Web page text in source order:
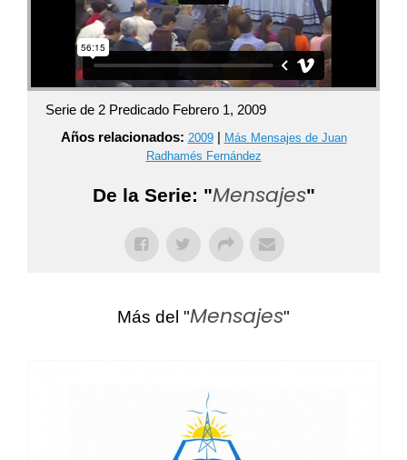
Serie de 2 Predicado Febrero 1, 2009
Años relacionados: 2009| Más Mensajes de Juan
Radhamés Fernández
De la Serie: "Mensajes"
Más del "Mensajes"